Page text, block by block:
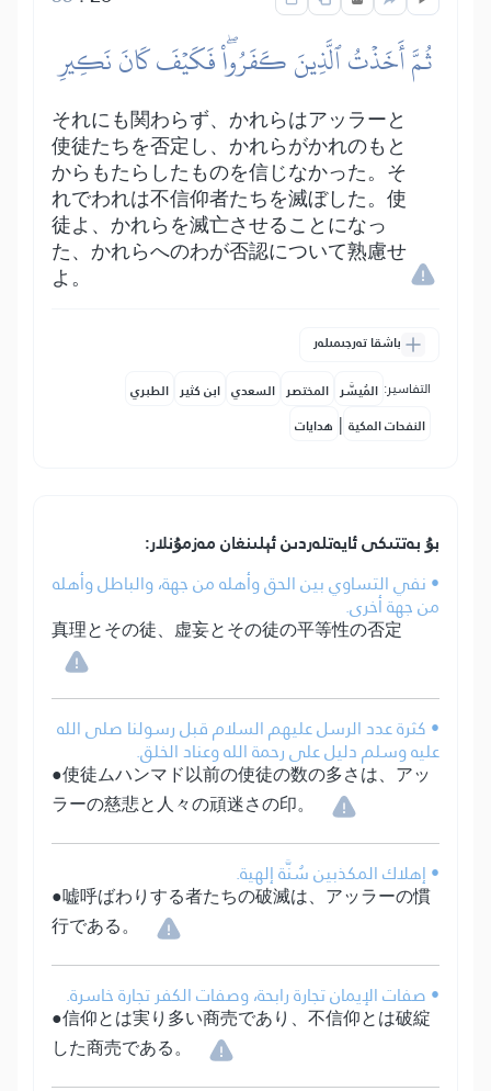
ثُمَّ أَخَذۡتُ ٱلَّذِينَ كَفَرُواْۖ فَكَيۡفَ كَانَ نَكِيرِ
それにも関わらず、かれらはアッラーと
使徒たちを否定し、かれらがかれのもと
からもたらしたものを信じなかった。そ
れでわれは不信仰者たちを滅ぼした。使
徒よ、かれらを滅亡させることになっ
た、かれらへのわが否認について熟慮せ
よ。
باشقا تەرجىمىلەر
التفاسير: المُيسَّر المختصر السعدي ابن كثير الطبري
النفحات المكية | هدايات
بۇ بەتتىكى ئايەتلەردىن ئېلىنغان مەزمۇنلار:
• نفي التساوي بين الحق وأهله من جهة، والباطل وأهله
من جهة أخرى.
真理とその徒、虚妄とその徒の平等性の否定
• كثرة عدد الرسل عليهم السلام قبل رسولنا صلى الله
عليه وسلم دليل على رحمة الله وعناد الخلق.
●使徒ムハンマド以前の使徒の数の多さは、アッ
ラーの慈悲と人々の頑迷さの印。
• إهلاك المكذبين سُنَّة إلهية.
●嘘呼ばわりする者たちの破滅は、アッラーの慣
行である。
• صفات الإيمان تجارة رابحة، وصفات الكفر تجارة خاسرة.
●信仰とは実り多い商売であり、不信仰とは破綻
した商売である。